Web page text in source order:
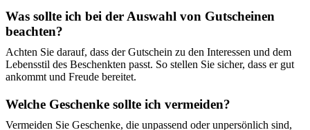
Was sollte ich bei der Auswahl von Gutscheinen
beachten?
Achten Sie darauf, dass der Gutschein zu den Interessen und dem
Lebensstil des Beschenkten passt. So stellen Sie sicher, dass er gut
ankommt und Freude bereitet.
Welche Geschenke sollte ich vermeiden?
Vermeiden Sie Geschenke, die unpassend oder unpersönlich sind,